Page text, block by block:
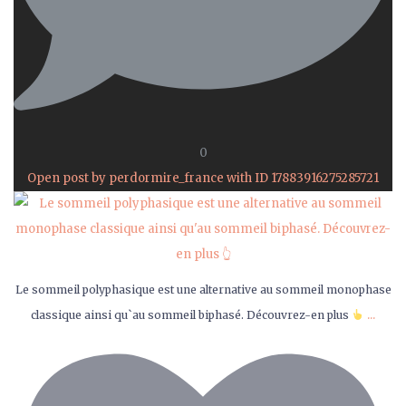
0
Open post by perdormire_france with ID 17883916275285721
Le sommeil polyphasique est une alternative au sommeil monophase
classique ainsi qu`au sommeil biphasé. Découvrez-en plus
...